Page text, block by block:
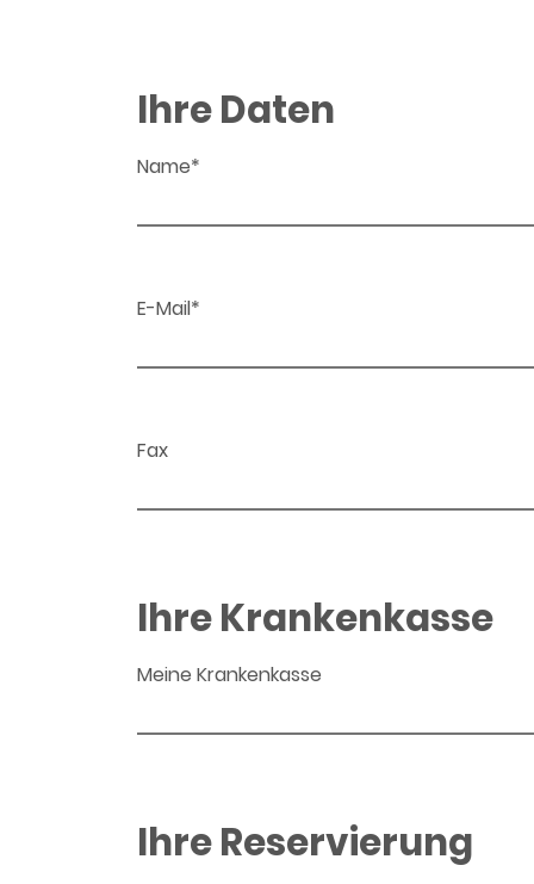
Ihre Daten
Name*
E-Mail*
Fax
Ihre Krankenkasse
Meine Krankenkasse
Ihre Reservierung